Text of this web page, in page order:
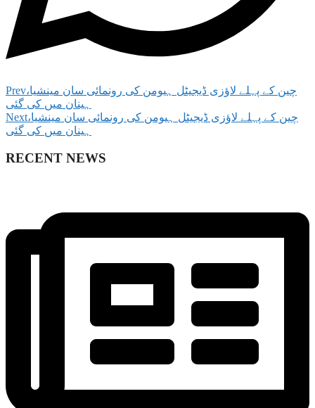
Prev‫چین کے پہلے لاؤزی ڈیجیٹل ہیومن کی رونمائی سان مینشیا،
ہینان میں کی گئی
Next‫چین کے پہلے لاؤزی ڈیجیٹل ہیومن کی رونمائی سان مینشیا،
ہینان میں کی گئی
RECENT NEWS